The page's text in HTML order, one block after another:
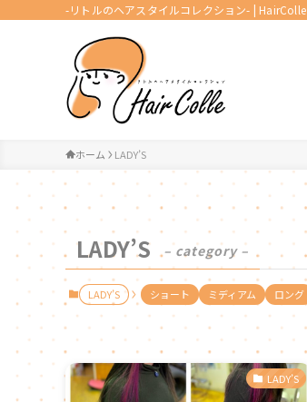
-リトルのヘアスタイルコレクション- | HairColle
ホーム LADY’S
LADY’S – category –
LADY’S ショート ミディアム ロング
LADY’S